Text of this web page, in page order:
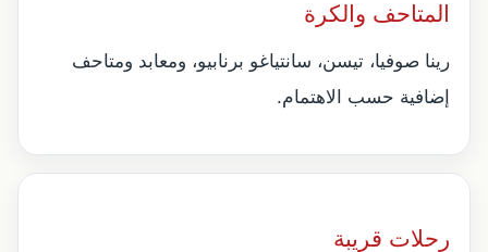
المتاحف والكرة
رينا صوفيا، تيسن، سانتياغو برنابيو، ومعابد ومتاحف
إضافية حسب الاهتمام.
رحلات قريبة